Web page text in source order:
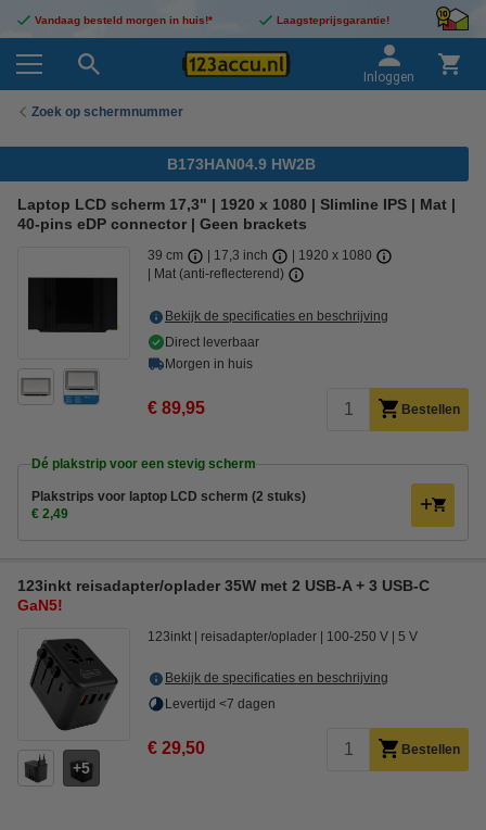
Vandaag besteld morgen in huis!* Laagsteprijsgarantie!
Inloggen
Zoek op schermnummer
B173HAN04.9 HW2B
Laptop LCD scherm 17,3" | 1920 x 1080 | Slimline IPS | Mat |
40-pins eDP connector | Geen brackets
39 cm 17,3 inch
1920 x 1080
Mat (anti-reflecterend)
Bekijk de specificaties en beschrijving
Direct leverbaar
Morgen in huis
€ 89,95 Bestellen
Dé plakstrip voor een stevig scherm
Plakstrips voor laptop LCD scherm (2 stuks)
€ 2,49
123inkt reisadapter/oplader 35W met 2 USB-A + 3 USB-C
GaN5!
5
123inkt reisadapter/oplader 100-250 V 5 V
Bekijk de specificaties en beschrijving
Levertijd <7 dagen
€ 29,50 Bestellen